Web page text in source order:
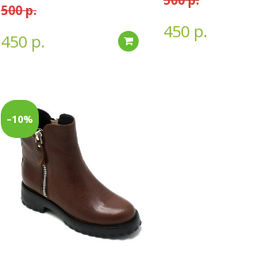
500 р.
450 р. Подробнее
450 р.
–10%